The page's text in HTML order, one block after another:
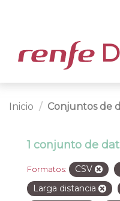
Inicio Conjuntos de
1 conjunto de
Formatos: CSV
Larga distancia